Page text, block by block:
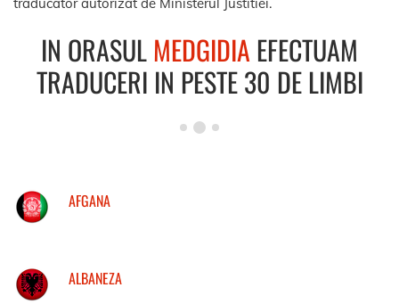
IN ORASULMEDGIDIA EFECTUAM
TRADUCERI IN PESTE 30 DE LIMBI
AFGANA
ALBANEZA